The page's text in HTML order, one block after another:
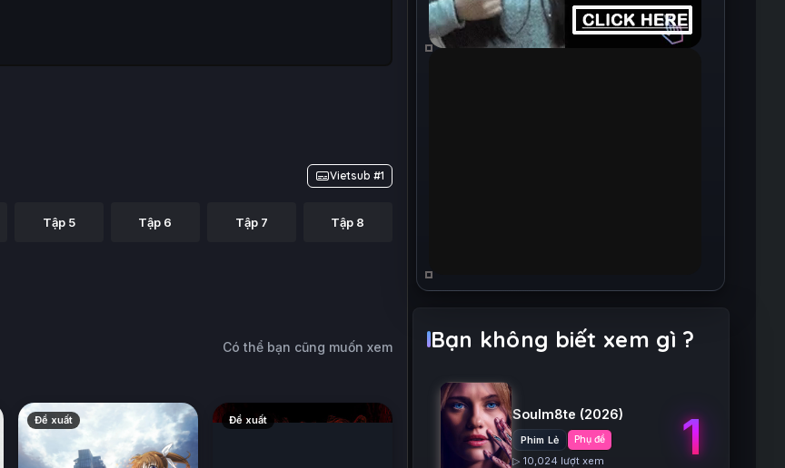
Vietsub #1
Tập 5 Tập 6 Tập 7 Tập 8
Có thể bạn cũng muốn xem
Đề xuất Đề xuất
Bạn không biết xem gì ?
Soulm8te (2026)
Phim Lẻ Phụ đề
▷ 10,024 lượt xem 1